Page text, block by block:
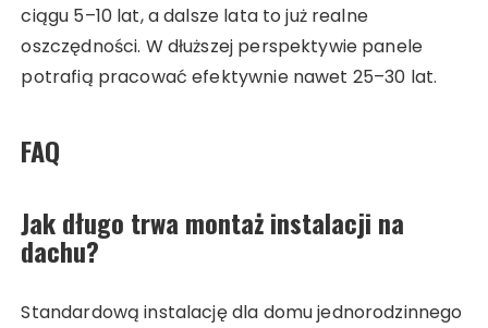
ciągu 5–10 lat, a dalsze lata to już realne
oszczędności. W dłuższej perspektywie panele
potrafią pracować efektywnie nawet 25–30 lat.
FAQ
Jak długo trwa montaż instalacji na
dachu?
Standardową instalację dla domu jednorodzinnego